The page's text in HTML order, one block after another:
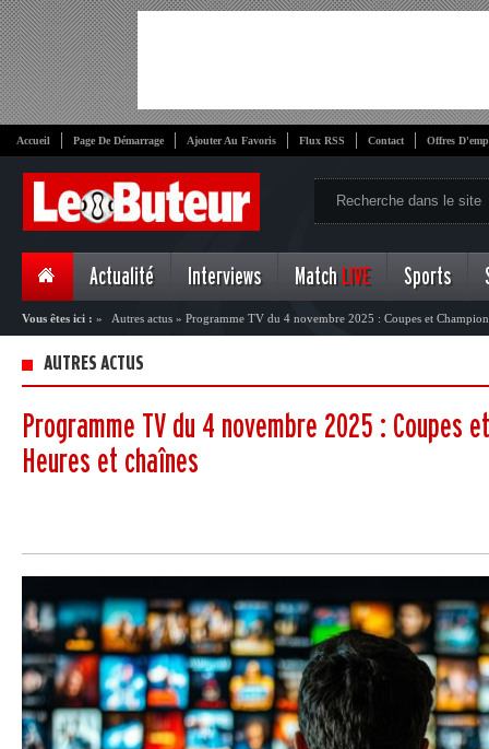
Accueil Page De Démarrage Ajouter Au Favoris Flux RSS Contact Offres
Actualité Interviews Match LIVE Sports
Vous êtes ici : » Autres actus » Programme TV du 4 novembre 2025 : Coupes et
AUTRES ACTUS
Programme TV du 4 novembre 2025 : Coupes
Heures et chaînes